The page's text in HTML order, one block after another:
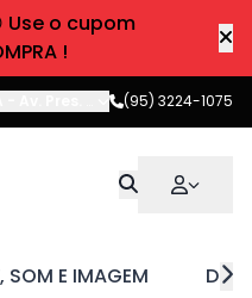
Use o cupom
!
Av. Pres. Castelo Branco,Boa
(95) 3224-1075
SOM E IMAGEM